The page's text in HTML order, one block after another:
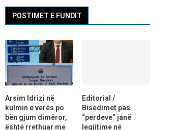
POSTIMET E FUNDIT
Arsim Idrizi në
kulmin e verës po
bën gjum dimëror,
është rrethuar me
Editorial /
Bisedimet pas
“perdeve” janë
legjitime në